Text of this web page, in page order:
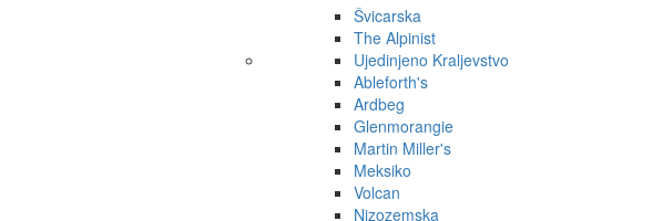
Švicarska
The Alpinist
Ujedinjeno Kraljevstvo
Ableforth's
Ardbeg
Glenmorangie
Martin Miller's
Meksiko
Volcan
Nizozemska